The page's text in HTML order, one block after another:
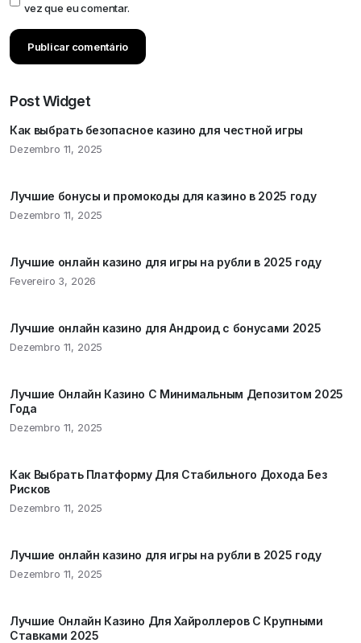
vez que eu comentar.
Post Widget
Как выбрать безопасное казино для честной игры
Dezembro 11, 2025
Лучшие бонусы и промокоды для казино в 2025 году
Dezembro 11, 2025
Лучшие онлайн казино для игры на рубли в 2025 году
Fevereiro 3, 2026
Лучшие онлайн казино для Андроид с бонусами 2025
Dezembro 11, 2025
Лучшие Онлайн Казино С Минимальным Депозитом 2025
Года
Dezembro 11, 2025
Как Выбрать Платформу Для Стабильного Дохода Без
Рисков
Dezembro 11, 2025
Лучшие онлайн казино для игры на рубли в 2025 году
Dezembro 11, 2025
Лучшие Онлайн Казино Для Хайроллеров С Крупными
Ставками 2025